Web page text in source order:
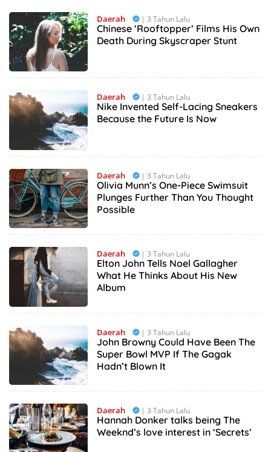
Daerah | 3 Tahun Lalu
Chinese ‘Rooftopper’ Films His Own
Death During Skyscraper Stunt
Daerah | 3 Tahun Lalu
Nike Invented Self-Lacing Sneakers
Because the Future Is Now
Daerah | 3 Tahun Lalu
Olivia Munn’s One-Piece Swimsuit
Plunges Further Than You Thought
Possible
Daerah | 3 Tahun Lalu
Elton John Tells Noel Gallagher
What He Thinks About His New
Album
Daerah | 3 Tahun Lalu
John Browny Could Have Been The
Super Bowl MVP If The Gagak
Hadn’t Blown It
Daerah | 3 Tahun Lalu
Hannah Donker talks being The
Weeknd’s love interest in ‘Secrets’